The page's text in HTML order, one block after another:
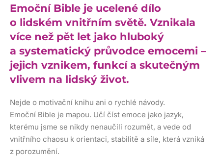
Emoční Bible je ucelené dílo
o lidském vnitřním světě. Vznikala
více než pět let jako hluboký
a systematický průvodce emocemi –
jejich vznikem, funkcí a skutečným
vlivem na lidský život.
Nejde o motivační knihu ani o rychlé návody.
Emoční Bible je mapou. Učí číst emoce jako jazyk,
kterému jsme se nikdy nenaučili rozumět, a vede od
vnitřního chaosu k orientaci, stabilitě a síle, která vzniká
z porozumění.